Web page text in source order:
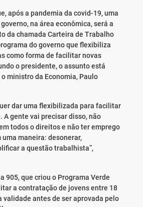
após a pandemia da covid-19, uma
na área econômica, será a
da chamada Carteira de Trabalho
do governo que flexibiliza
como forma de facilitar novas
o presidente, o assunto está
ministro da Economia, Paulo
dar uma flexibilizada para facilitar
A gente vai precisar disso, não
todos o direitos e não ter emprego
maneira: desonerar,
a questão trabalhista”,
905, que criou o Programa Verde
a contratação de jovens entre 18
validade antes de ser aprovada pelo